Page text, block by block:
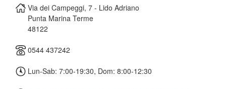
Via dei Campeggi, 7 - Lido Adriano
Punta Marina Terme
48122
0544 437242
Lun-Sab: 7:00-19:30, Dom: 8:00-12:30